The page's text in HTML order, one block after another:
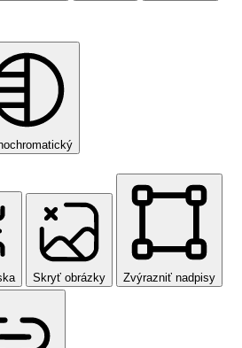
Skryť obrázky Zvýrazniť nadpisy